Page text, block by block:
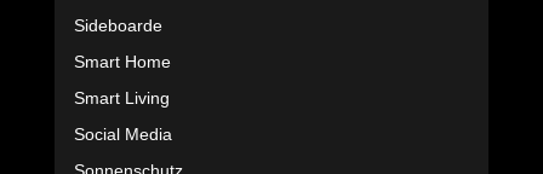
Sideboarde
Smart Home
Smart Living
Social Media